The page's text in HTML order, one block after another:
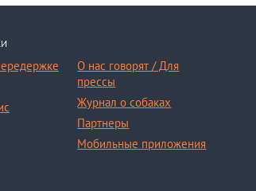
О нас говорят / Для
прессы
Журнал о собаках
Партнеры
Мобильные приложения